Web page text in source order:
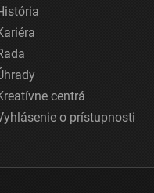
centrá
o prístupnosti